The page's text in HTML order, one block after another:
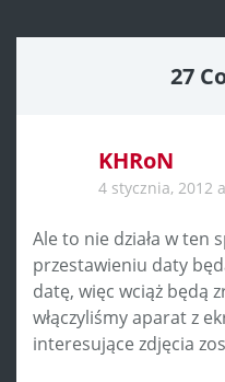
27
KHRoN
4 stycznia, 2012
Ale to nie działa w ten
przestawieniu daty
datę, więc wciąż będą
włączyliśmy aparat z
interesujące zdjęcia